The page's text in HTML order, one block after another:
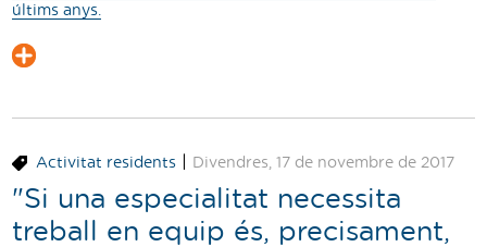
últims anys.
Activitat residents| Divendres, 17 de novembre de 2017
"Si una especialitat necessita
treball en equip és, precisament,